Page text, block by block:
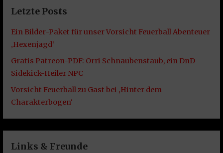
Letzte Posts
Ein Bilder-Paket für unser Vorsicht Feuerball Abenteuer
‚Hexenjagd‘
Gratis Patreon-PDF: Orri Schnaubenstaub, ein DnD
Sidekick-Heiler NPC
Vorsicht Feuerball zu Gast bei ‚Hinter dem
Charakterbogen‘
Links & Freunde